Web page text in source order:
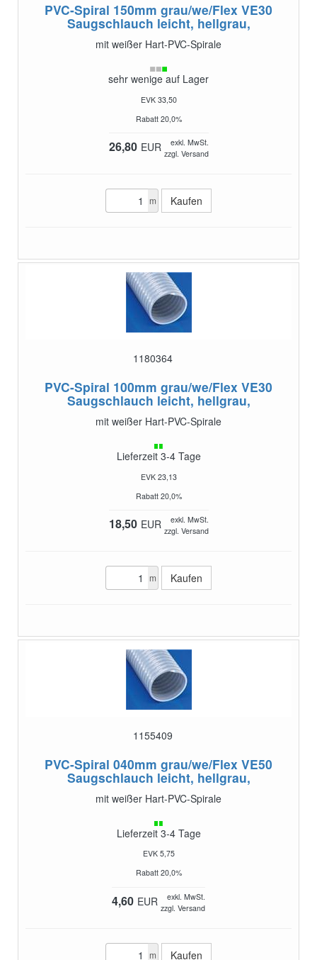
PVC-Spiral 150mm grau/we/Flex VE30
Saugschlauch leicht, hellgrau,
mit weißer Hart-PVC-Spirale
sehr wenige auf Lager
EVK 33,50
Rabatt 20,0%
26,80 EUR
exkl. MwSt.
zzgl. Versand
m
1180364
PVC-Spiral 100mm grau/we/Flex VE30
Saugschlauch leicht, hellgrau,
mit weißer Hart-PVC-Spirale
Lieferzeit 3-4 Tage
EVK 23,13
Rabatt 20,0%
18,50 EUR
exkl. MwSt.
zzgl. Versand
m
1155409
PVC-Spiral 040mm grau/we/Flex VE50
Saugschlauch leicht, hellgrau,
mit weißer Hart-PVC-Spirale
Lieferzeit 3-4 Tage
EVK 5,75
Rabatt 20,0%
4,60 EUR
exkl. MwSt.
zzgl. Versand
m